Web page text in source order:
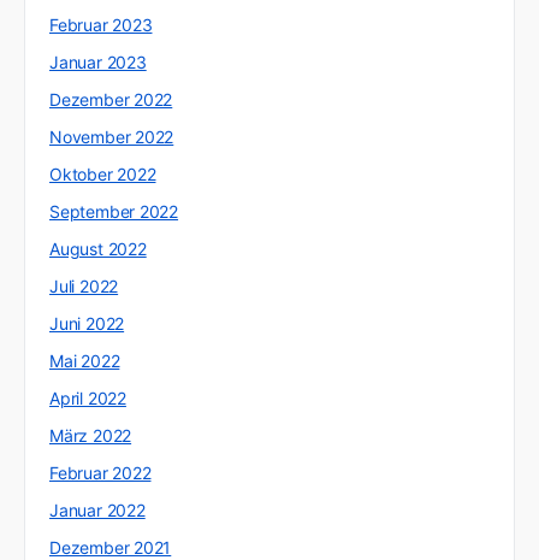
Februar 2023
Januar 2023
Dezember 2022
November 2022
Oktober 2022
September 2022
August 2022
Juli 2022
Juni 2022
Mai 2022
April 2022
März 2022
Februar 2022
Januar 2022
Dezember 2021